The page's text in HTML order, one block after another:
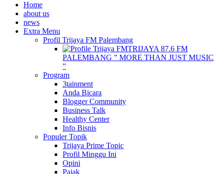
Home
about us
news
Extra Menu
Profil Trijaya FM Palembang
TRIJAYA 87.6 FM
PALEMBANG ” MORE THAN JUST MUSIC
”
Program
3tainment
Anda Bicara
Blogger Community
Business Talk
Healthy Center
Info Bisnis
Populer Topik
Trijaya Prime Topic
Profil Minggu Ini
Opini
Pajak